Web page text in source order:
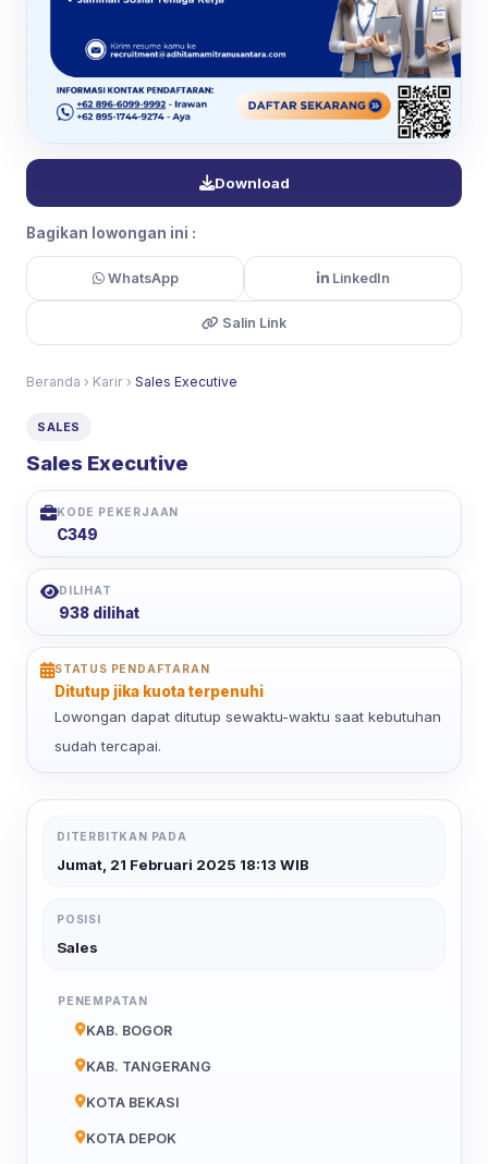
Download
Bagikan lowongan ini :
WhatsApp LinkedIn
Salin Link
Beranda › Karir › Sales Executive
SALES
Sales Executive
KODE PEKERJAAN
C349
DILIHAT
938 dilihat
STATUS PENDAFTARAN
Ditutup jika kuota terpenuhi
Lowongan dapat ditutup sewaktu-waktu saat kebutuhan
sudah tercapai.
DITERBITKAN PADA
Jumat, 21 Februari 2025 18:13 WIB
POSISI
Sales
PENEMPATAN
KAB. BOGOR
KAB. TANGERANG
KOTA BEKASI
KOTA DEPOK